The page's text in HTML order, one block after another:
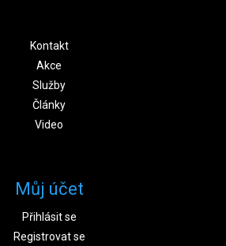
Kontakt
Akce
Služby
Články
Video
Můj účet
Přihlásit se
Registrovat se